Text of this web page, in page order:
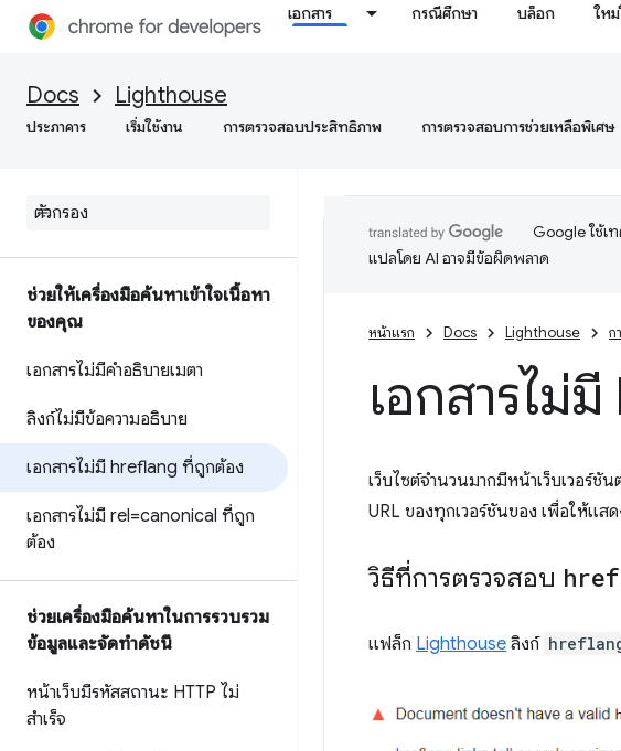
เอกสาร กรณีศึกษา บล็อก ให
Docs Lighthouse
ประภาคาร เริ่มใช้งาน การตรวจสอบประสิทธิภาพ การตรวจสอบการช่วยเหลือพิเศษ
ช่วยให้เครื่องมือค้นหาเข้าใจเนื้อหา
ของคุณ
เอกสารไม่มีคำอธิบายเมตา
ลิงก์ไม่มีข้อความอธิบาย
เอกสารไม่มี hreflang ที่ถูกต้อง
เอกสารไม่มี rel=canonical ที่ถูก
ต้อง
ช่วยเครื่องมือค้นหาในการรวบรวม
ข้อมูลและจัดทำดัชนี
หน้าเว็บมีรหัสสถานะ HTTP ไม่
สำเร็จ
Google ใช้เ
แปลโดย AI อาจมีข้อผิดพลาด
หน้าแรก Docs Lighthouse ก
เอกสารไม่
เว็บไซต์จำนวนมากมีหน้าเว็บเวอร์ชั
URL ของทุกเวอร์ชันของ เพื่อให้แส
วิธีที่การตรวจสอบ
แฟล็ก Lighthouse ลิงก์